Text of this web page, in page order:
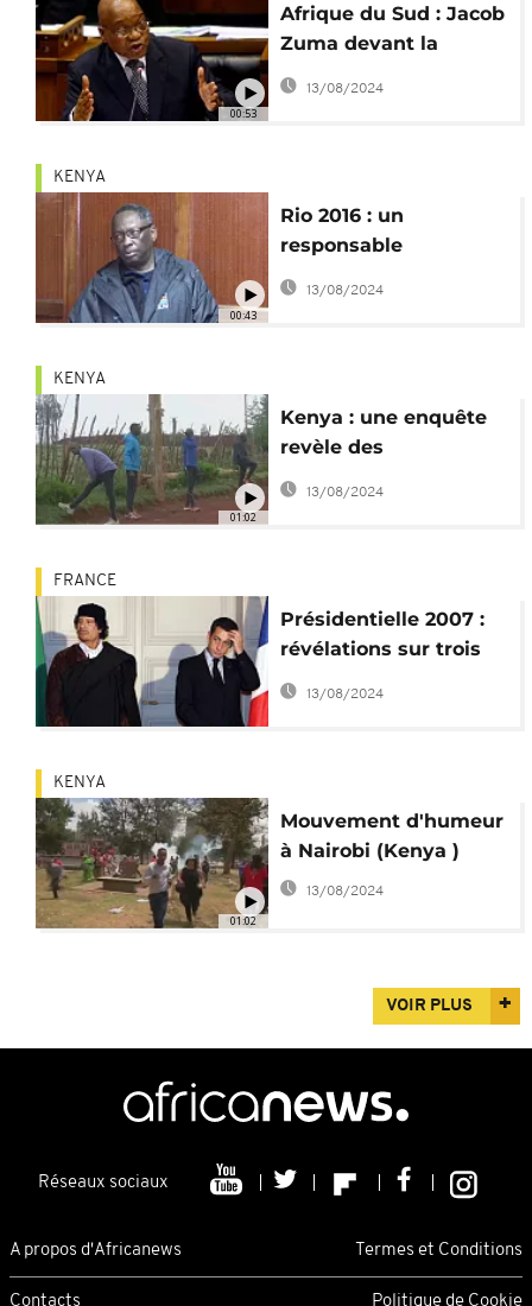
00:53
Afrique du Sud : Jacob
Zuma devant la
commission
d'intégrité de l'ANC
13/08/2024
00:43
KENYA
Rio 2016 : un
responsable
olympique kényan
jugé pour vol de
13/08/2024
01:02
KENYA
Kenya : une enquête
revèle des
détournements aux
JO de 2016
13/08/2024
FRANCE
Présidentielle 2007 :
révélations sur trois
nouvelles valises
13/08/2024
01:02
KENYA
Mouvement d'humeur
à Nairobi (Kenya )
13/08/2024
VOIR PLUS
Réseaux sociaux
A propos d'Africanews Termes et Conditions
Contacts Politique de Cookie